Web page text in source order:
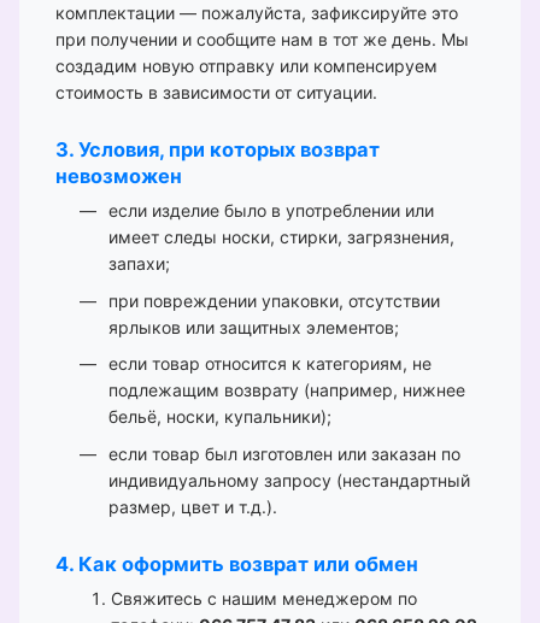
комплектации — пожалуйста, зафиксируйте это
при получении и сообщите нам в тот же день. Мы
создадим новую отправку или компенсируем
стоимость в зависимости от ситуации.
3. Условия, при которых возврат
невозможен
если изделие было в употреблении или
имеет следы носки, стирки, загрязнения,
запахи;
при повреждении упаковки, отсутствии
ярлыков или защитных элементов;
если товар относится к категориям, не
подлежащим возврату (например, нижнее
бельё, носки, купальники);
если товар был изготовлен или заказан по
индивидуальному запросу (нестандартный
размер, цвет и т.д.).
4. Как оформить возврат или обмен
Свяжитесь с нашим менеджером по